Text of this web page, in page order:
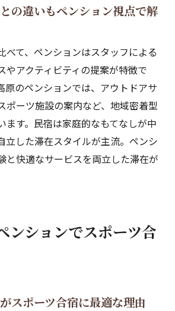
の違いもペンション視点で解
べて、ペンションはスタッフによる
やアクティビティの提案が特徴で
原のペンションでは、アウトドアサ
ポーツ施設の案内など、地域密着型
ます。民宿は家庭的なもてなしが中
立した滞在スタイルが主流。ペンシ
と快適なサービスを両立した滞在が
ンションでスポーツ合
スポーツ合宿に最適な理由